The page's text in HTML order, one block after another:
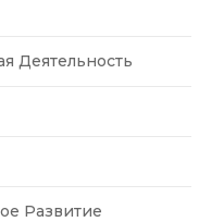
Деятельность
Развитие